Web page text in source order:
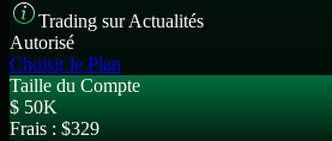
Trading sur Actualités
Autorisé
Choisir le Plan
Taille du Compte
$ 50K
Frais : $329